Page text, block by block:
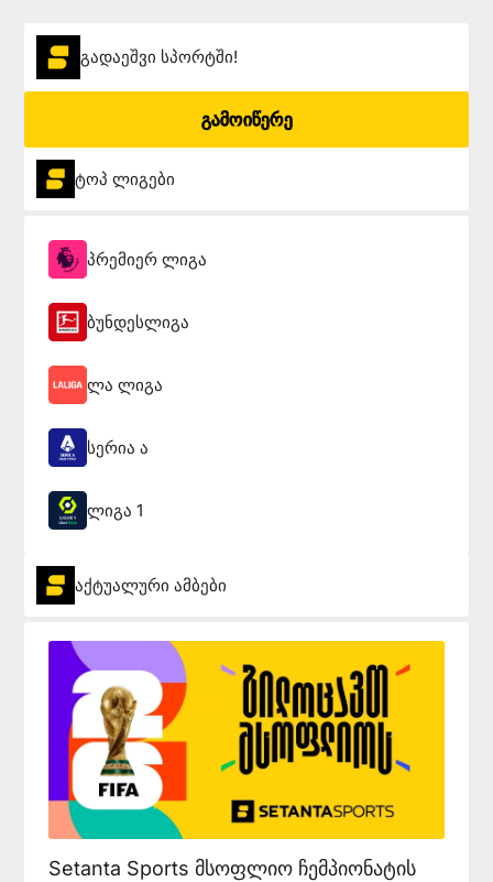
გადაეშვი სპორტში!
გამოიწერე
ტოპ ლიგები
პრემიერ ლიგა
ბუნდესლიგა
ლა ლიგა
სერია ა
ლიგა 1
აქტუალური ამბები
Setanta Sports მსოფლიო ჩემპიონატის